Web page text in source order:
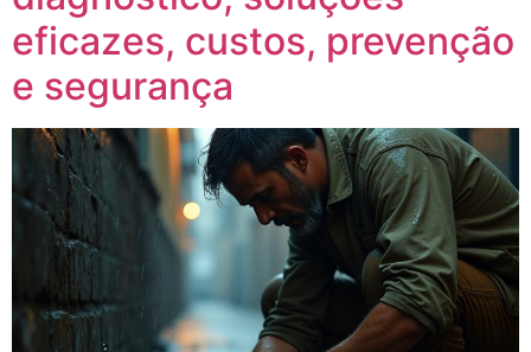
eficazes, custos, prevenção
e segurança